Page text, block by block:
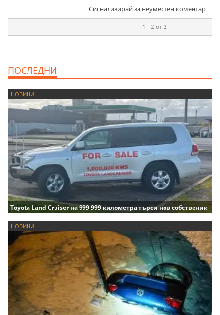
Сигнализирай за неуместен коментар
1 - 2 от 2
ПОСЛЕДНИ
НОВИНИ
Toyota Land Cruiser на 999 999 километра търси нов собственик
НОВИНИ